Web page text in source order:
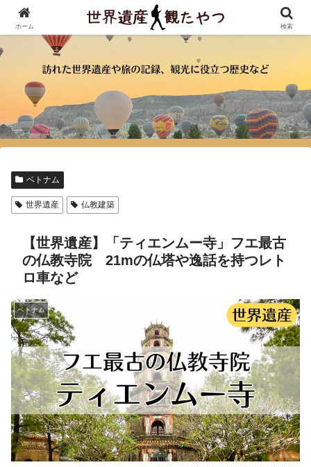
ベトナム
世界遺産 仏教建築
【世界遺産】「ティエンムー寺」フエ最古
の仏教寺院 21mの仏塔や逸話を持つレト
ロ車など
ベトナム
ホーム 検索